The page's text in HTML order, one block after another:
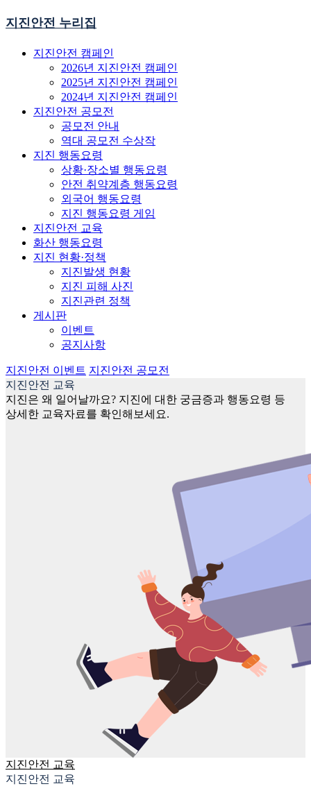
지진안전 누리집
지진안전 캠페인
2026년 지진안전 캠페인
2025년 지진안전 캠페인
2024년 지진안전 캠페인
지진안전 공모전
공모전 안내
역대 공모전 수상작
지진 행동요령
상황·장소별 행동요령
안전 취약계층 행동요령
외국어 행동요령
지진 행동요령 게임
지진안전 교육
화산 행동요령
지진 현황·정책
지진발생 현황
지진 피해 사진
지진관련 정책
게시판
이벤트
공지사항
지진안전 이벤트 지진안전 공모전
지진안전 교육
지진은 왜 일어날까요? 지진에 대한 궁금증과 행동요령 등
상세한 교육자료를 확인해보세요.
지진안전 교육
지진안전 교육